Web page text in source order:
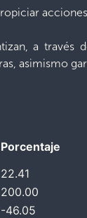
a
asimismo
Porcentaje
22.41
200.00
-46.05